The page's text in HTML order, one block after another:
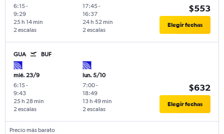
6:15-
9:29
2 escalas
25 h 14 min
17:45-
16:37
2 escalas
24 h 52 min
$553
Elegir fechas
GUA BUF
mié. 23/9
6:15-
9:43
2 escalas
25 h 28 min
lun. 5/10
7:00-
18:49
2 escalas
13 h 49 min
$632
Elegir fechas
Precio más barato